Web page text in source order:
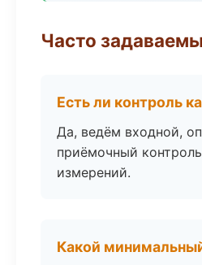
Часто
Есть ли контроль
Да, ведём входной,
приёмочный
измерений.
Какой